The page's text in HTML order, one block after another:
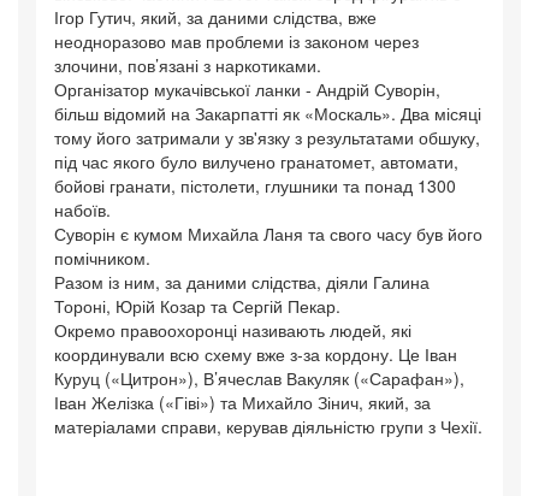
Ігор Гутич, який, за даними слідства, вже
неодноразово мав проблеми із законом через
злочини, пов’язані з наркотиками.
Організатор мукачівської ланки - Андрій Суворін,
більш відомий на Закарпатті як «Москаль». Два місяці
тому його затримали у зв'язку з результатами обшуку,
під час якого було вилучено гранатомет, автомати,
бойові гранати, пістолети, глушники та понад 1300
набоїв.
Суворін є кумом Михайла Ланя та свого часу був його
помічником.
Разом із ним, за даними слідства, діяли Галина
Тороні, Юрій Козар та Сергій Пекар.
Окремо правоохоронці називають людей, які
координували всю схему вже з-за кордону. Це Іван
Куруц («Цитрон»), В’ячеслав Вакуляк («Сарафан»),
Іван Желізка («Гіві») та Михайло Зінич, який, за
матеріалами справи, керував діяльністю групи з Чехії.